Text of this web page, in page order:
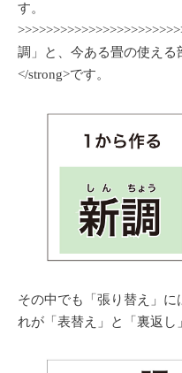
す。
調」
と、今ある畳の使える
</strong>です。
その中でも「張り替え」
れが 「表替え」 と 「裏返し」